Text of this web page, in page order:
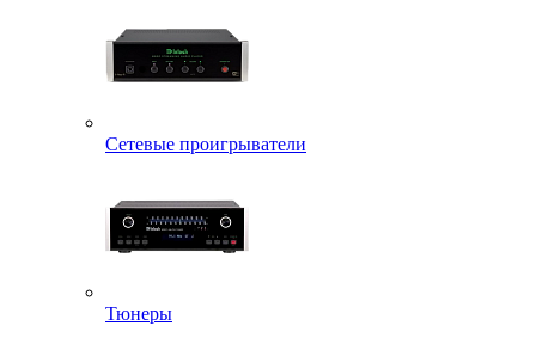
Сетевые проигрыватели
Тюнеры